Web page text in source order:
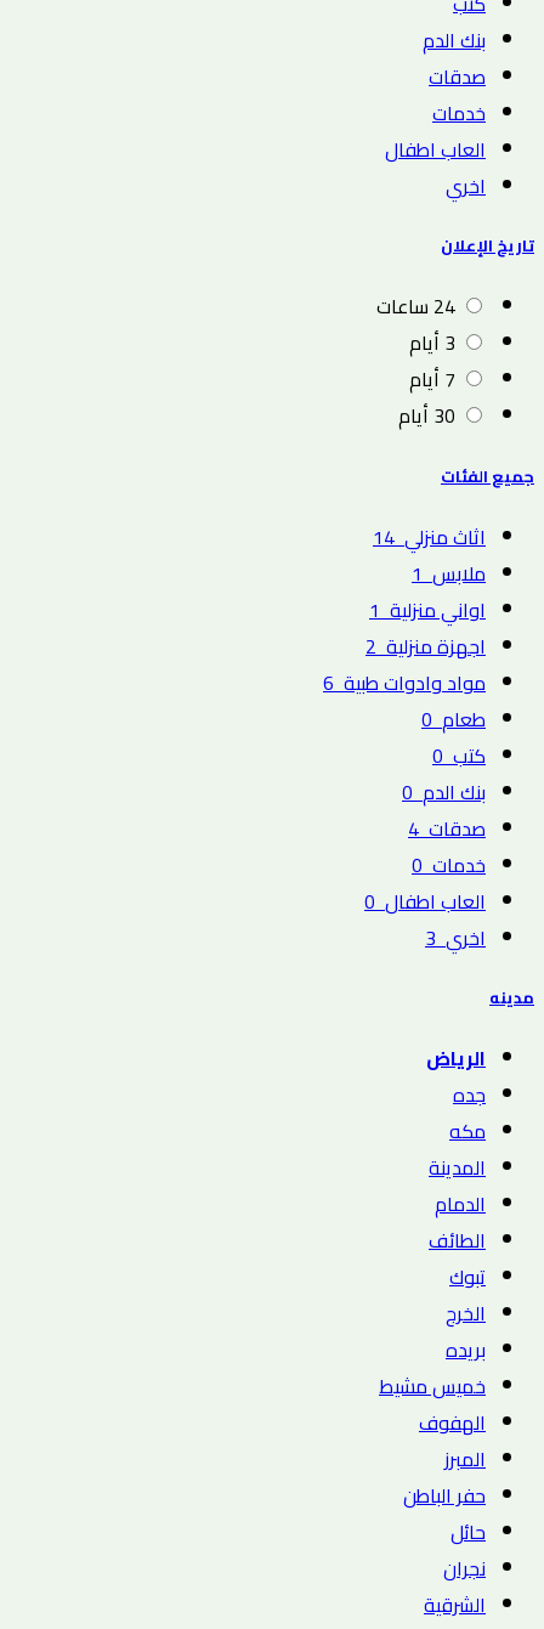
بنك الدم
صدقات
خدمات
العاب اطفال
اخري
تاريخ الإعلان
24 ساعات
3 أيام
7 أيام
30 أيام
جميع الفئات
اثاث منزلي14
ملابس1
اواني منزلية1
اجهزة منزلية2
مواد وادوات طبية6
طعام0
كتب0
بنك الدم0
صدقات4
خدمات0
العاب اطفال0
اخري3
مدينه
الرياض
جده
مكه
المدينة
الدمام
الطائف
تبوك
الخرج
بريده
خميس مشيط
الهفوف
المبرز
حفر الباطن
حائل
نجران
الشرقية